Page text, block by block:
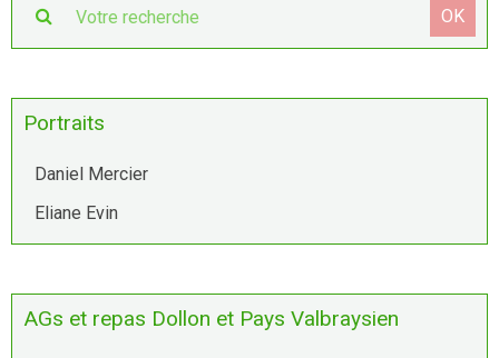
OK
Portraits
Daniel Mercier
Eliane Evin
AGs et repas Dollon et Pays Valbraysien